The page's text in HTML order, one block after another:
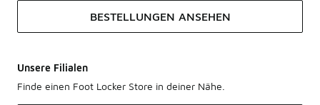
BESTELLUNGEN ANSEHEN
Unsere Filialen
Finde einen Foot Locker Store in deiner Nähe.